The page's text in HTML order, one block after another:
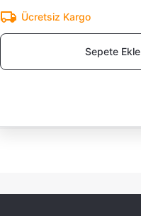
Ücretsiz Kargo
Sepete Ekle